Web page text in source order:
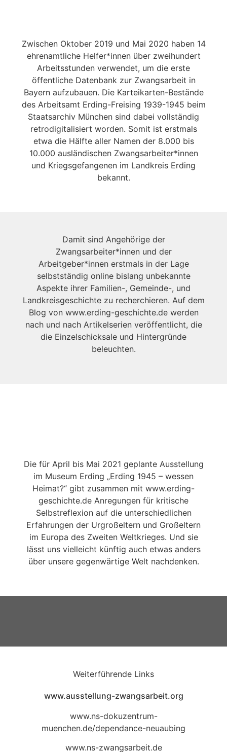
Zwischen Oktober 2019 und Mai 2020 haben 14
ehrenamtliche Helfer*innen über zweihundert
Arbeitsstunden verwendet, um die erste
öffentliche Datenbank zur Zwangsarbeit in
Bayern aufzubauen. Die Karteikarten-Bestände
des Arbeitsamt Erding-Freising 1939-1945 beim
Staatsarchiv München sind dabei vollständig
retrodigitalisiert worden. Somit ist erstmals
etwa die Hälfte aller Namen der 8.000 bis
10.000 ausländischen Zwangsarbeiter*innen
und Kriegsgefangenen im Landkreis Erding
bekannt.
Damit sind Angehörige der
Zwangsarbeiter*innen und der
Arbeitgeber*innen erstmals in der Lage
selbstständig online bislang unbekannte
Aspekte ihrer Familien-, Gemeinde-, und
Landkreisgeschichte zu recherchieren. Auf dem
Blog von www.erding-geschichte.de werden
nach und nach Artikelserien veröffentlicht, die
die Einzelschicksale und Hintergründe
beleuchten.
Die für April bis Mai 2021 geplante Ausstellung
im Museum Erding „Erding 1945 – wessen
Heimat?“ gibt zusammen mit www.erding-
geschichte.de Anregungen für kritische
Selbstreflexion auf die unterschiedlichen
Erfahrungen der Urgroßeltern und Großeltern
im Europa des Zweiten Weltkrieges. Und sie
lässt uns vielleicht künftig auch etwas anders
über unsere gegenwärtige Welt nachdenken.
Weiterführende Links
www.ausstellung-zwangsarbeit.org
www.ns-dokuzentrum-
muenchen.de/dependance-neuaubing
www.ns-zwangsarbeit.de